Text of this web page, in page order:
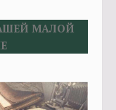
МАЛОЙ